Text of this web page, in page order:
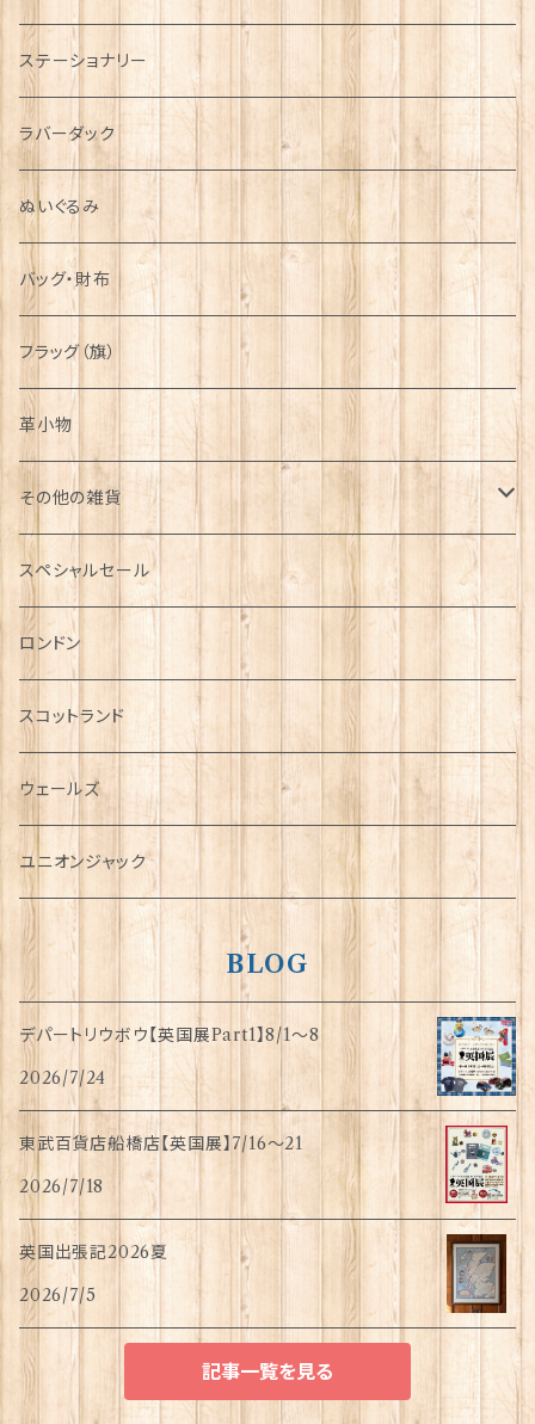
運動＆人物
シンボル
ステーショナリー
ラバーダック
ぬいぐるみ
バッグ・財布
フラッグ（旗）
革小物
その他の雑貨
ミニカー
チャーム
犬グッズ
傘
指貫(シンブル)
スペシャルセール
ロンドン
スコットランド
ウェールズ
ユニオンジャック
BLOG
デパートリウボウ【英国展Part1】8/1〜8
2026/7/24
東武百貨店船橋店【英国展】7/16～21
2026/7/18
英国出張記2026夏
2026/7/5
記事一覧を見る